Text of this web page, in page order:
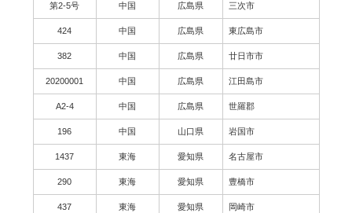
第2-5号 中国 広島県 三次市
424 中国 広島県 東広島市
382 中国 広島県 廿日市市
20200001 中国 広島県 江田島市
A2-4 中国 広島県 世羅郡
196 中国 山口県 岩国市
1437 東海 愛知県 名古屋市
290 東海 愛知県 豊橋市
437 東海 愛知県 岡崎市